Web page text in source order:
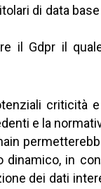
di data
il Gdpr il
criticità
e la
in
dei dati